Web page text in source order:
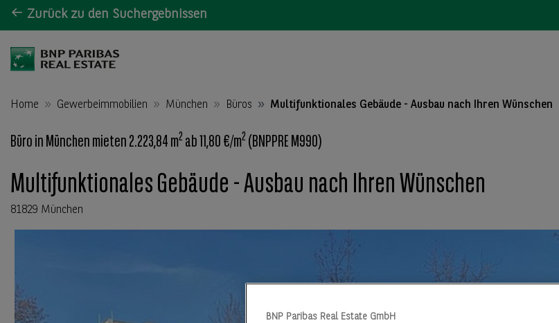
Zurück zu den Suchergebnissen
Home Gewerbeimmobilien München Büros Multifunktionales Gebäude - Ausbau nach Ihren Wünschen
Büro in München mieten 2.223,84 m2 ab 11,80 €/m2 (BNPPRE M990)
Multifunktionales Gebäude - Ausbau nach Ihren Wünschen
81829 München
BNP Paribas Real Estate GmbH